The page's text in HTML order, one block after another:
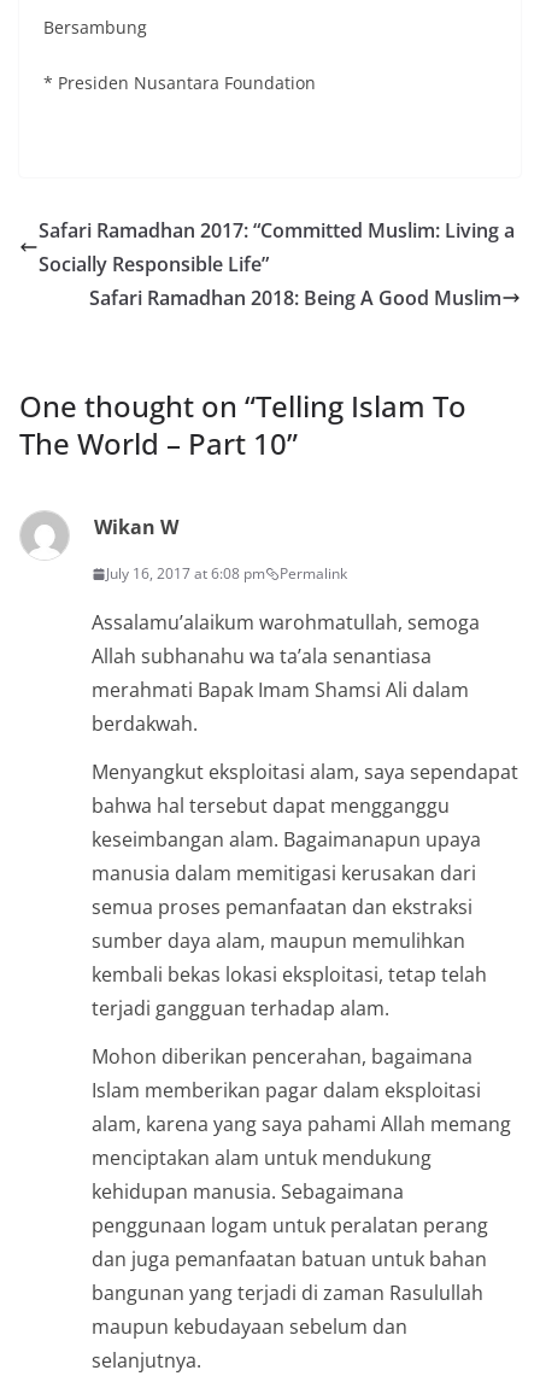
Bersambung
* Presiden Nusantara Foundation
Safari Ramadhan 2017: “Committed Muslim: Living a
Socially Responsible Life”
Safari Ramadhan 2018: Being A Good Muslim
One thought on “Telling Islam To
The World – Part 10”
Wikan W
July 16, 2017 at 6:08 pm Permalink
Assalamu’alaikum warohmatullah, semoga
Allah subhanahu wa ta’ala senantiasa
merahmati Bapak Imam Shamsi Ali dalam
berdakwah.
Menyangkut eksploitasi alam, saya sependapat
bahwa hal tersebut dapat mengganggu
keseimbangan alam. Bagaimanapun upaya
manusia dalam memitigasi kerusakan dari
semua proses pemanfaatan dan ekstraksi
sumber daya alam, maupun memulihkan
kembali bekas lokasi eksploitasi, tetap telah
terjadi gangguan terhadap alam.
Mohon diberikan pencerahan, bagaimana
Islam memberikan pagar dalam eksploitasi
alam, karena yang saya pahami Allah memang
menciptakan alam untuk mendukung
kehidupan manusia. Sebagaimana
penggunaan logam untuk peralatan perang
dan juga pemanfaatan batuan untuk bahan
bangunan yang terjadi di zaman Rasulullah
maupun kebudayaan sebelum dan
selanjutnya.